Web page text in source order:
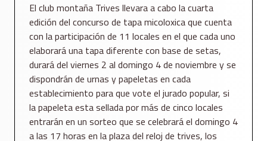
El club montaña Trives llevara a cabo la cuarta
edición del concurso de tapa micoloxica que cuenta
con la participación de 11 locales en el que cada uno
elaborará una tapa diferente con base de setas,
durará del viernes 2 al domingo 4 de noviembre y se
dispondrán de urnas y papeletas en cada
establecimiento para que vote el jurado popular, si
la papeleta esta sellada por más de cinco locales
entrarán en un sorteo que se celebrará el domingo 4
a las 17 horas en la plaza del reloj de trives, los